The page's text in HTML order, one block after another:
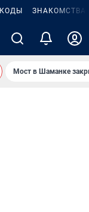
ЗНАКОМСТВА
Мост в Шаманке